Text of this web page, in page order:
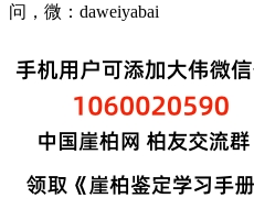
问，微：daweiyabai